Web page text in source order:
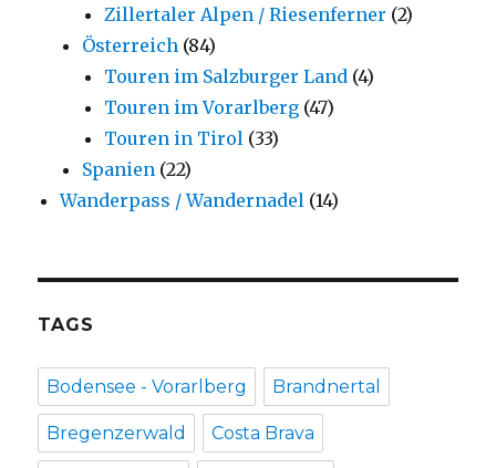
Zillertaler Alpen / Riesenferner (2)
Österreich (84)
Touren im Salzburger Land (4)
Touren im Vorarlberg (47)
Touren in Tirol (33)
Spanien (22)
Wanderpass / Wandernadel (14)
TAGS
Bodensee - Vorarlberg Brandnertal
Bregenzerwald Costa Brava